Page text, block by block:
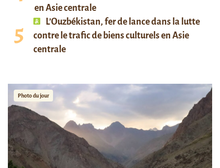
en Asie centrale
L’Ouzbékistan, fer de lance dans la lutte
contre le trafic de biens culturels en Asie
centrale
Photo du jour